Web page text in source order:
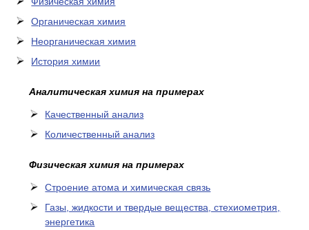
Органическая химия
Неорганическая химия
История химии
Аналитическая химия на примерах
Качественный анализ
Количественный анализ
Физическая химия на примерах
Cтроение атома и химическая связь
Газы, жидкости и твердые вещества, стехиометрия,
энергетика